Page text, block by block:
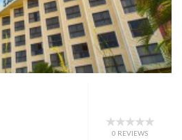
0 REVIEWS